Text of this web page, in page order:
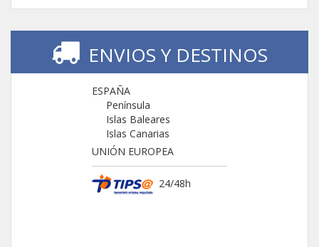
ENVIOS Y DESTINOS
ESPAÑA
Península
Islas Baleares
Islas Canarias
UNIÓN EUROPEA
24/48h